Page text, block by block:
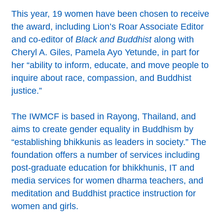
This year, 19 women have been chosen to receive
the award, including Lion’s Roar Associate Editor
and co-editor ofBlack and Buddhistalong with
Cheryl A. Giles, Pamela Ayo Yetunde, in part for
her “ability to inform, educate, and move people to
inquire about race, compassion, and Buddhist
justice.”
The IWMCF is based in Rayong, Thailand, and
aims to create gender equality in Buddhism by
“establishing bhikkunis as leaders in society.” The
foundation offers a number of services including
post-graduate education for bhikkhunis, IT and
media services for women dharma teachers, and
meditation and Buddhist practice instruction for
women and girls.